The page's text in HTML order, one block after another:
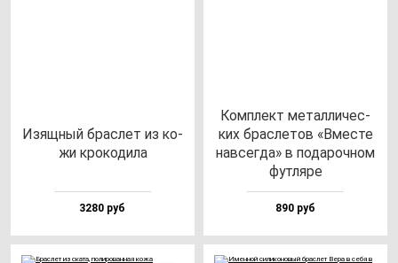
Изящ­ный брас­лет из ко­
жи кро­ко­ди­ла
3280 руб
Ком­плект ме­тал­ли­чес­
ких брас­ле­тов «Вмес­те
нав­сег­да» в по­да­роч­ном
фут­ля­ре
890 руб